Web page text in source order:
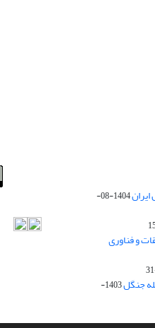
1404-08-
و فناوری
جنگل
1403-